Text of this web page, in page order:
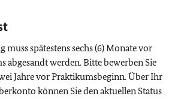
spätestens sechs (6) Monate vor
abgesandt werden. Bitte bewerben Sie
Jahre vor Praktikumsbeginn. Über Ihr
können Sie den aktuellen Status